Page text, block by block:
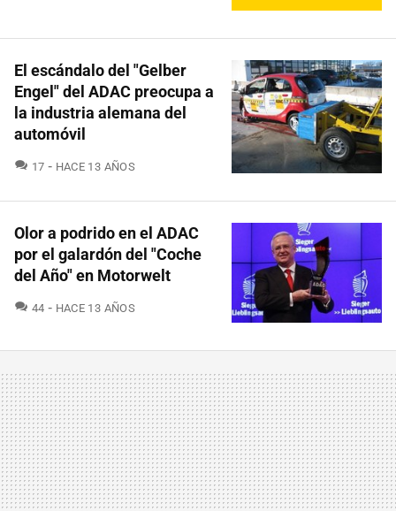
El escándalo del "Gelber
Engel" del ADAC preocupa a
la industria alemana del
automóvil
17 COMENTARIOS
HACE 13 AÑOS
Olor a podrido en el ADAC
por el galardón del "Coche
del Año" en Motorwelt
44 COMENTARIOS
HACE 13 AÑOS